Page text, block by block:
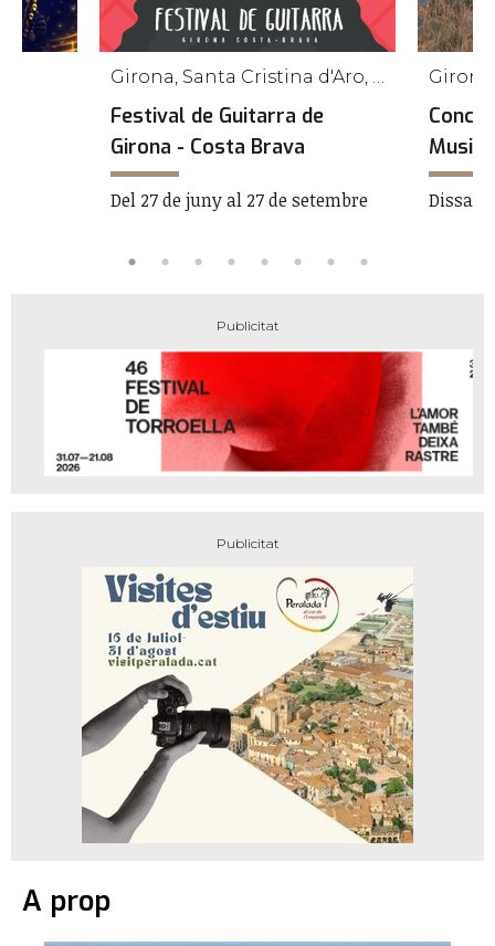
Festival de Guitarra de
Girona - Costa Brava
Del 27 de juny al 27 de setembre
Girona
A prop